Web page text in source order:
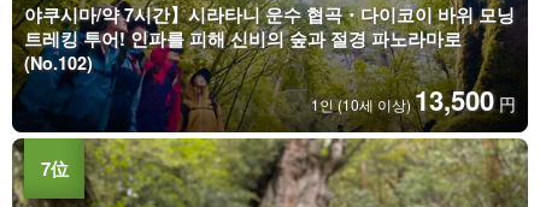
야쿠시마/약 7시간】시라타니 운수 협곡・다이코이 바위 모닝
트레킹 투어! 인파를 피해 신비의 숲과 절경 파노라마로
(No.102)
1인 (10세 이상)13,500 円